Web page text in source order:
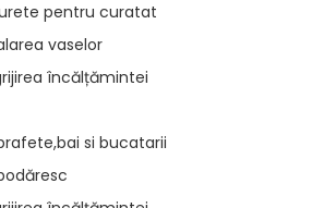
pentru curatat
vaselor
încălțămintei
si bucatarii